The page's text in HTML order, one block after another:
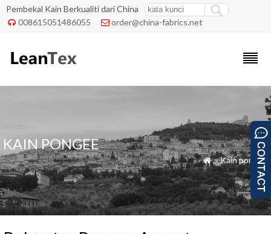
Pembekal Kain Berkualiti dari China
 008615051486055  order@china-fabrics.net
KAIN PONGEE
 »Kain pongee